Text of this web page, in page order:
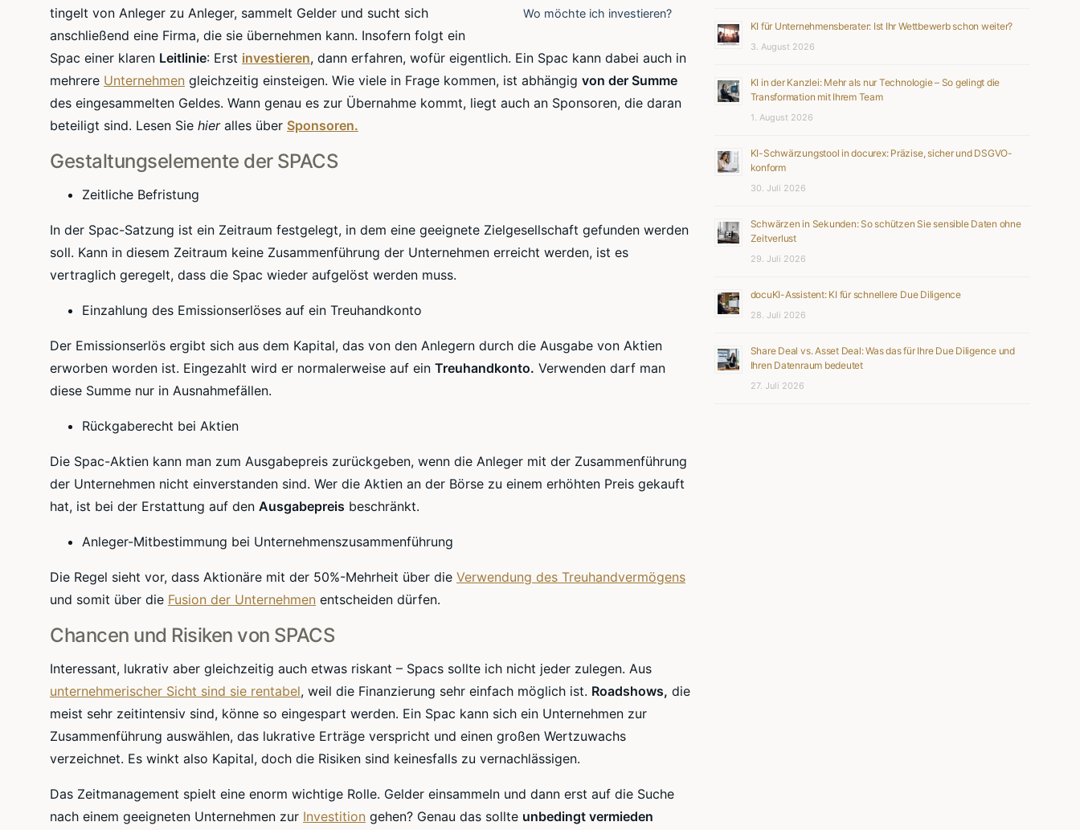
Wo möchte ich investieren?
tingelt von Anleger zu Anleger, sammelt Gelder und sucht sich
anschließend eine Firma, die sie übernehmen kann. Insofern folgt ein
Spac einer klaren Leitlinie: Erst investieren, dann erfahren, wofür eigentlich. Ein Spac kann dabei auch in
mehrere Unternehmen gleichzeitig einsteigen. Wie viele in Frage kommen, ist abhängig von der Summe
des eingesammelten Geldes. Wann genau es zur Übernahme kommt, liegt auch an Sponsoren, die daran
beteiligt sind. Lesen Sie hieralles über Sponsoren.
Gestaltungselemente der SPACS
Zeitliche Befristung
In der Spac-Satzung ist ein Zeitraum festgelegt, in dem eine geeignete Zielgesellschaft gefunden werden
soll. Kann in diesem Zeitraum keine Zusammenführung der Unternehmen erreicht werden, ist es
vertraglich geregelt, dass die Spac wieder aufgelöst werden muss.
Einzahlung des Emissionserlöses auf ein Treuhandkonto
Der Emissionserlös ergibt sich aus dem Kapital, das von den Anlegern durch die Ausgabe von Aktien
erworben worden ist. Eingezahlt wird er normalerweise auf ein Treuhandkonto. Verwenden darf man
diese Summe nur in Ausnahmefällen.
Rückgaberecht bei Aktien
Die Spac-Aktien kann man zum Ausgabepreis zurückgeben, wenn die Anleger mit der Zusammenführung
der Unternehmen nicht einverstanden sind. Wer die Aktien an der Börse zu einem erhöhten Preis gekauft
hat, ist bei der Erstattung auf den Ausgabepreis beschränkt.
Anleger-Mitbestimmung bei Unternehmenszusammenführung
Die Regel sieht vor, dass Aktionäre mit der 50%-Mehrheit über die Verwendung des Treuhandvermögens
und somit über die Fusion der Unternehmen entscheiden dürfen.
Chancen und Risiken von SPACS
Interessant, lukrativ aber gleichzeitig auch etwas riskant – Spacs sollte ich nicht jeder zulegen. Aus
unternehmerischer Sicht sind sie rentabel, weil die Finanzierung sehr einfach möglich ist. Roadshows, die
meist sehr zeitintensiv sind, könne so eingespart werden. Ein Spac kann sich ein Unternehmen zur
Zusammenführung auswählen, das lukrative Erträge verspricht und einen großen Wertzuwachs
verzeichnet. Es winkt also Kapital, doch die Risiken sind keinesfalls zu vernachlässigen.
Das Zeitmanagement spielt eine enorm wichtige Rolle. Gelder einsammeln und dann erst auf die Suche
nach einem geeigneten Unternehmen zur Investition gehen? Genau das sollte unbedingt vermieden
KI für Unternehmensberater: Ist Ihr Wettbewerb schon weiter?
3. August 2026
KI in der Kanzlei: Mehr als nur Technologie – So gelingt die
Transformation mit Ihrem Team
1. August 2026
KI-Schwärzungstool in docurex: Präzise, sicher und DSGVO-
konform
30. Juli 2026
Schwärzen in Sekunden: So schützen Sie sensible Daten ohne
Zeitverlust
29. Juli 2026
docuKI-Assistent: KI für schnellere Due Diligence
28. Juli 2026
Share Deal vs. Asset Deal: Was das für Ihre Due Diligence und
Ihren Datenraum bedeutet
27. Juli 2026